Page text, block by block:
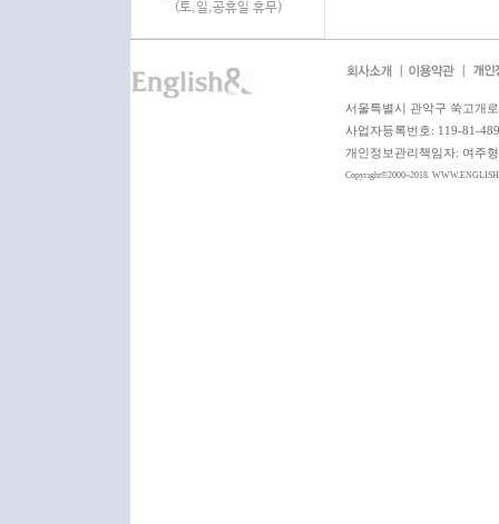
(토,일,공휴일 휴무)
서울특별시 관악구 쑥고개
사업자등록번호: 119-81-
개인정보관리책임자: 여주
Copyright©2000~2018.